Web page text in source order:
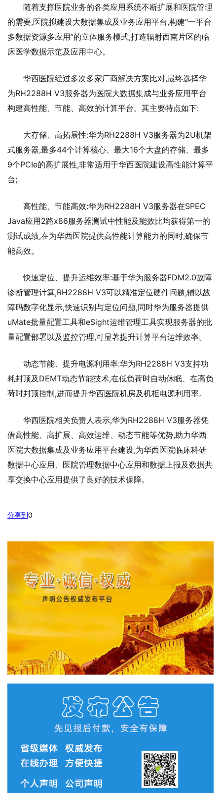
随着支撑医院业务的各类应用系统不断扩展和医院管理
的需要,医院拟建设大数据集成及业务应用平台,构建“一平台
多数据资源多应用”的立体服务模式,打造辐射西南片区的临
床医学数据示范及应用中心。
华西医院经过多次多家厂商解决方案比对,最终选择华
为RH2288H V3服务器为医院大数据集成与业务应用平台
构建高性能、节能、高效的计算平台。其主要特点如下:
大存储、高拓展性:华为RH2288H V3服务器为2U机架
式服务器,最多44个计算核心、最大16个大盘的存储、最多
9个PCIe的高扩展性,非常适用于华西医院建设高性能计算平
台;
高性能、节能高效:华为RH2288H V3服务器在SPEC
Java应用2路x86服务器测试中性能及能效比均获得第一的
测试成绩,在为华西医院提供高性能计算能力的同时,确保节
能高效。
快速定位、提升运维效率:基于华为服务器FDM2.0故障
诊断管理计算,RH2288H V3可以精准定位硬件问题,辅以故
障码数字化显示,快速识别与定位问题,同时华为服务器提供
uMate批量配置工具和eSight运维管理工具实现服务器的批
量配置部署以及监控管理,可显著提升计算平台运维效率。
动态节能、提升电源利用率:华为RH2288H V3支持功
耗封顶及DEMT动态节能技术,在低负荷时自动休眠、在高负
荷时封顶控制,进而提升华西医院机房及机柜电源利用率。
华西医院相关负责人表示,华为RH2288H V3服务器凭
借高性能、高扩展、高效运维、动态节能等优势,助力华西
医院大数据集成及业务应用平台建设,为华西医院临床科研
数据中心应用、医院管理数据中心应用和数据上报及数据共
享交换中心应用提供了良好的技术保障。
分享到0